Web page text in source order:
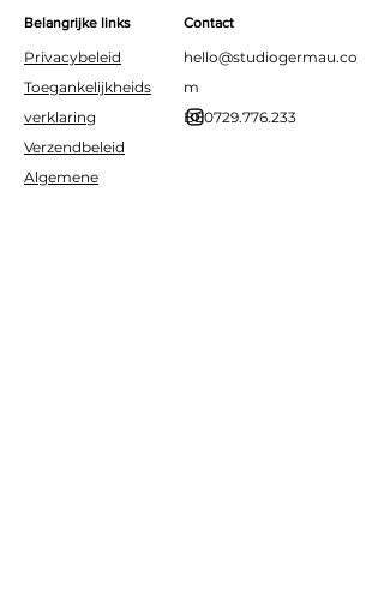
Belangrijke links
Privacybeleid
Toegankelijkheids
verklaring
Verzendbeleid
Algemene
Contact
hello@studiogermau.co
m
BE0729.776.233